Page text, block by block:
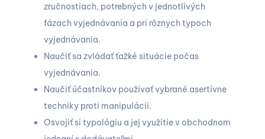
zručnostiach, potrebných v jednotlivých
fázach vyjednávania a pri rôznych typoch
vyjednávania.
Naučiť sa zvládať ťažké situácie počas
vyjednávania.
Naučiť účastníkov používať vybrané asertívne
techniky proti manipulácii.
Osvojiť si typológiu a jej využitie v obchodnom